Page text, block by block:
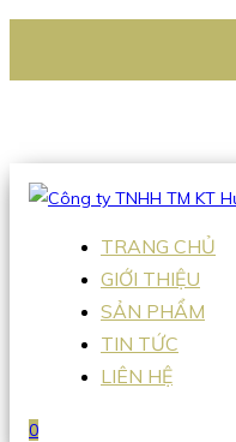
Hotline:0938 336 079
TRANG CHỦ
GIỚI THIỆU
SẢN PHẨM
TIN TỨC
LIÊN HỆ
0